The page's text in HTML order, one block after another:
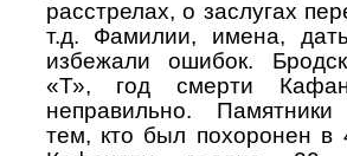
расстрелах, о заслугах
т.д. Фамилии, имена,
избежали ошибок.
«Т», год смерти
неправильно. Памятники
тем, кто был похоронен в